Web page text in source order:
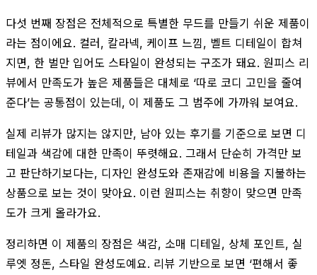
다섯 번째 장점은 전체적으로 특별한 무드를 만들기 쉬운 제품이
라는 점이에요. 컬러, 칼라넥, 케이프 느낌, 벨트 디테일이 합쳐
지면, 한 벌만 입어도 스타일이 완성되는 구조가 돼요. 원피스 리
뷰에서 만족도가 높은 제품들은 대체로 ‘따로 코디 고민을 줄여
준다’는 공통점이 있는데, 이 제품도 그 범주에 가까워 보여요.
실제 리뷰가 많지는 않지만, 남아 있는 후기를 기준으로 보면 디
테일과 색감에 대한 만족이 뚜렷해요. 그래서 단순히 가격만 보
고 판단하기보다는, 디자인 완성도와 존재감에 비용을 지불하는
상품으로 보는 것이 맞아요. 이런 원피스는 취향이 맞으면 만족
도가 크게 올라가요.
정리하면 이 제품의 장점은 색감, 소매 디테일, 상체 포인트, 실
루엣 정돈, 스타일 완성도예요. 리뷰 기반으로 보면 ‘편해서 좋